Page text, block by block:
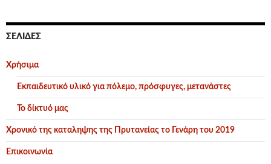
ΣΕΛΊΔΕΣ
Χρήσιμα
Εκπαιδευτικό υλικό για πόλεμο, πρόσφυγες, μετανάστες
Το δίκτυό μας
Χρονικό της καταληψης της Πρυτανείας το Γενάρη του 2019
Επικοινωνία